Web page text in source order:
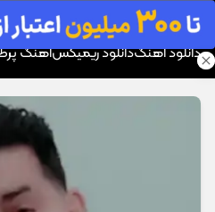
موزیک تار
دانلود آهنگدانلود ریمیکسآهنگ